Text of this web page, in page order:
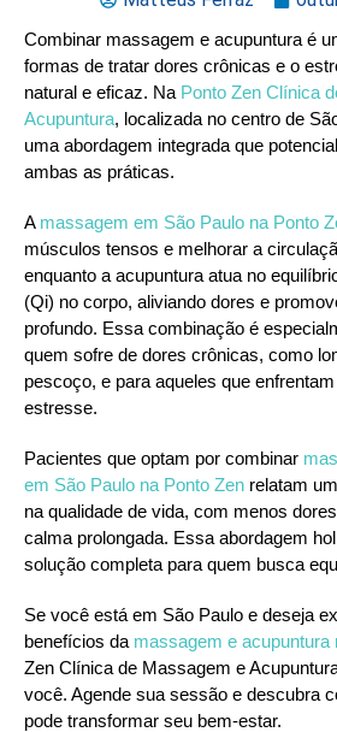
Combinar massagem e acupuntura é
formas de tratar dores crônicas e o
natural e eficaz. Na Ponto Zen Clínica
Acupuntura, localizada no centro de
uma abordagem integrada que
ambas as práticas.
A massagem em São Paulo na Ponto
músculos tensos e melhorar a
enquanto a acupuntura atua no
(Qi) no corpo, aliviando dores e
profundo. Essa combinação é
quem sofre de dores crônicas, como
pescoço, e para aqueles que
estresse.
Pacientes que optam por combinar
em São Paulo na Ponto Zen relatam
na qualidade de vida, com menos
calma prolongada. Essa abordagem
solução completa para quem busca
Se você está em São Paulo e deseja
benefícios da massagem e acupuntura
Zen Clínica de Massagem e
você. Agende sua sessão e descubra
pode transformar seu bem-estar.